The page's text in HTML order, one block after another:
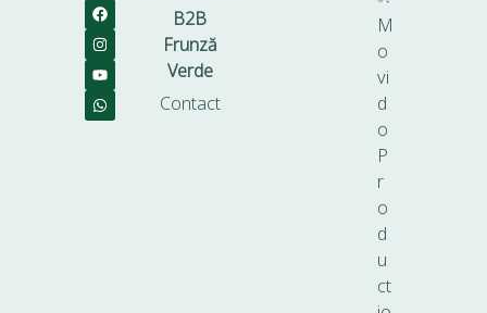
B2B
Frunză
Verde
Contact
M
o
vi
d
o
P
r
o
d
u
ct